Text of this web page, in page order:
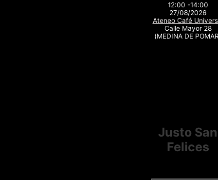
12:00 -14:00
27/08/2026
Ateneo Café
Calle Mayor 28
(MEDINA DE
Justo San
Felices